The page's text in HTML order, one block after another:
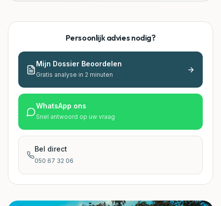
Persoonlijk advies nodig?
Mijn Dossier Beoordelen
Gratis analyse in 2 minuten
WhatsApp ons
Snel antwoord op uw vraag
Bel direct
050 67 32 06